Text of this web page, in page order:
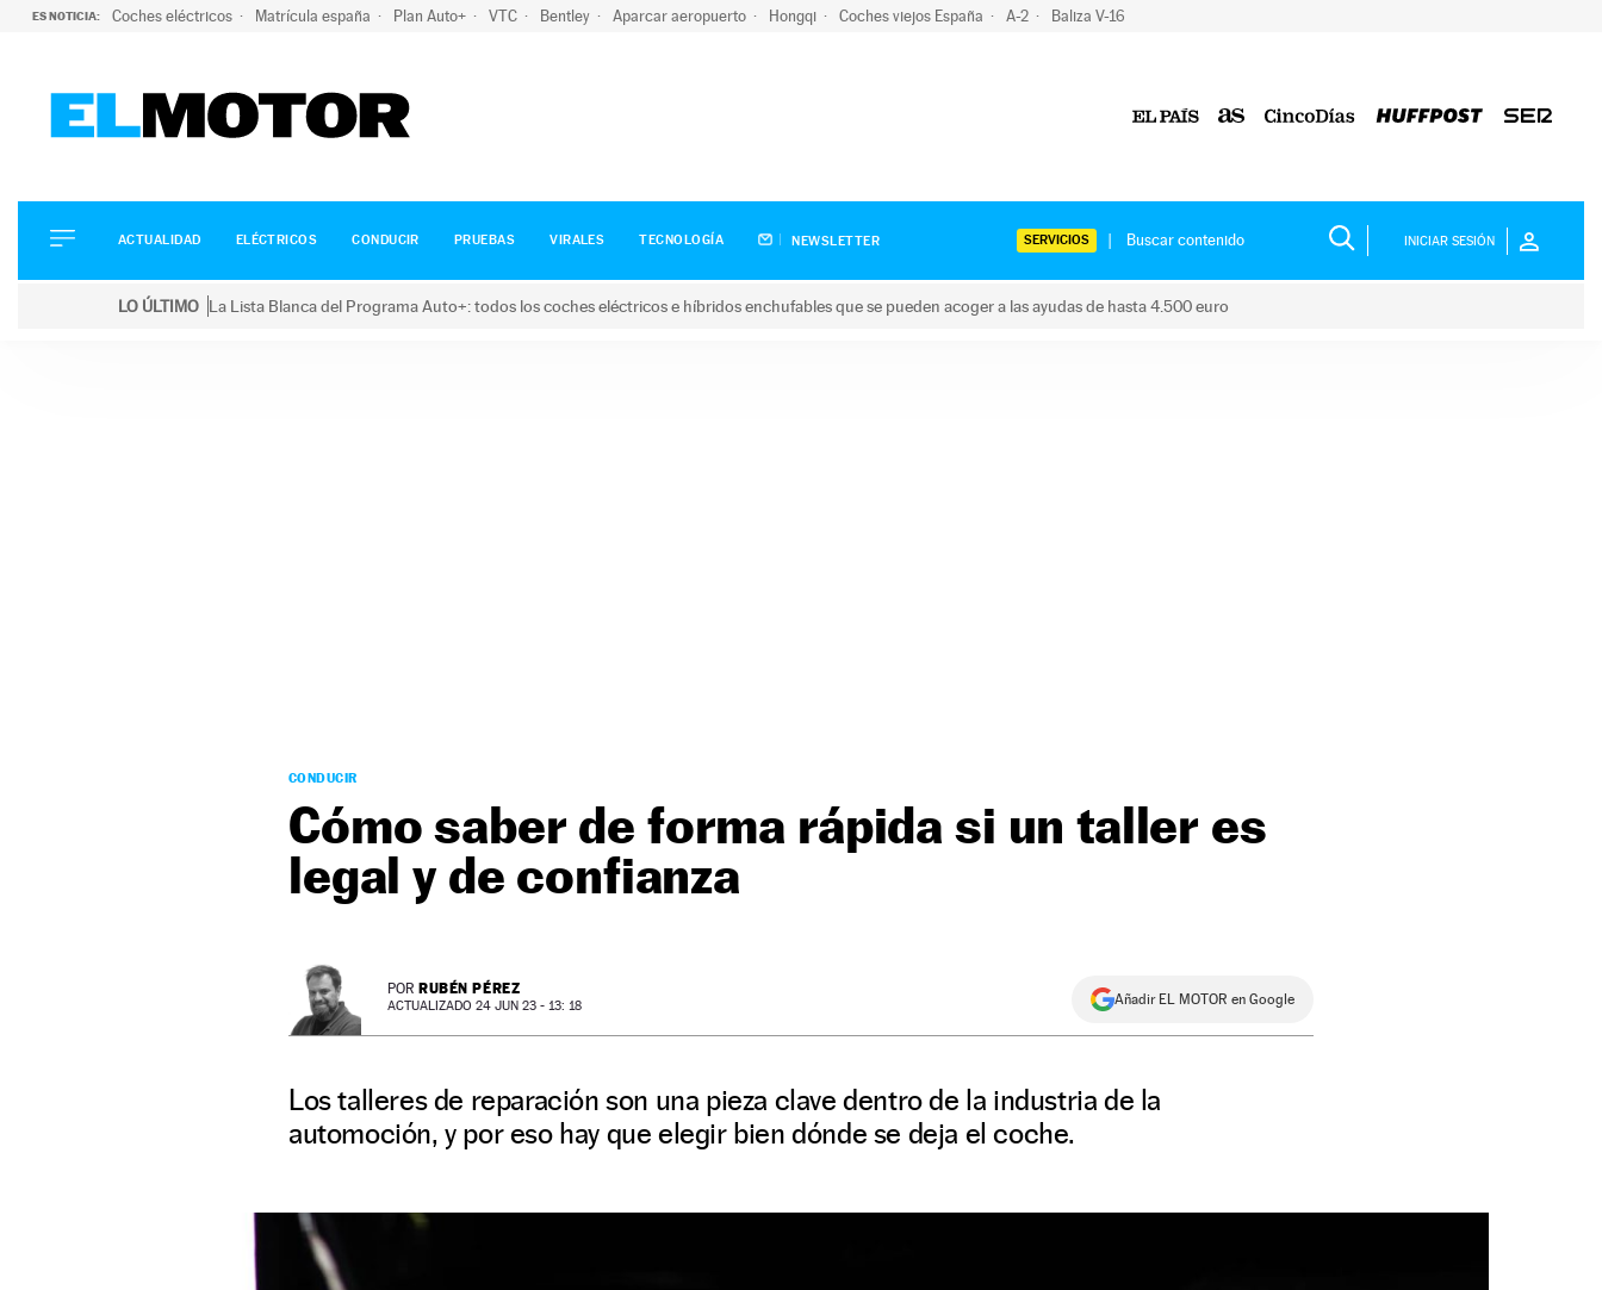
ES NOTICIA: Coches eléctricos Matrícula españa Plan Auto+ VTC Bentley Aparcar aeropuerto Hongqi Coches viejos España A-2 Baliza V-16
ELÉCTRICOS
CONDUCIR
ACTUALIDAD ELÉCTRICOS CONDUCIR PRUEBAS VIRALES TECNOLOGÍA NEWSLETTER SERVICIOS INICIAR SESIÓN
LO ÚLTIMO La Lista Blanca del Programa Auto+: todos los coches eléctricos e híbridos enchufables que se pueden acoger a las ayudas de hasta 4.500 euro
CONDUCIR
Cómo saber de forma rápida si un taller es
legal y de confianza
POR RUBÉN PÉREZ
ACTUALIZADO 24 JUN 23 - 13: 18 Añadir EL MOTOR en Google
Los talleres de reparación son una pieza clave dentro de la industria de la
automoción, y por eso hay que elegir bien dónde se deja el coche.